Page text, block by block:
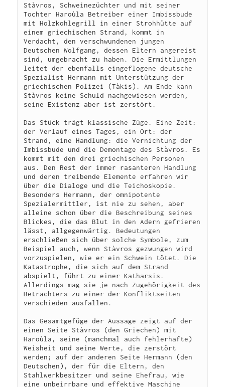
Stàvros, Schweinezüchter und mit seiner
Tochter Haroùla Betreiber einer Imbissbude
mit Holzkohlegrill in einer Strohhütte auf
einem griechischen Strand, kommt in
Verdacht, den verschwundenen jungen
Deutschen Wolfgang, dessen Eltern angereist
sind, umgebracht zu haben. Die Ermittlungen
leitet der ebenfalls eingeflogene deutsche
Spezialist Hermann mit Unterstützung der
griechischen Polizei (Tàkis). Am Ende kann
Stàvros keine Schuld nachgewiesen werden,
seine Existenz aber ist zerstört.
Das Stück trägt klassische Züge. Eine Zeit:
der Verlauf eines Tages, ein Ort: der
Strand, eine Handlung: die Vernichtung der
Imbissbude und die Demontage des Stàvros. Es
kommt mit den drei griechischen Personen
aus. Den Rest der immer rasanteren Handlung
und deren treibende Elemente erfahren wir
über die Dialoge und die Teichoskopie.
Besonders Hermann, der omnipotente
Spezialermittler, ist nie zu sehen, aber
alleine schon über die Beschreibung seines
Blickes, die das Blut in den Adern gefrieren
lässt, allgegenwärtig. Bedeutungen
erschließen sich über solche Symbole, zum
Beispiel auch, wenn Stàvros gezwungen wird
vorzuspielen, wie er ein Schwein tötet. Die
Katastrophe, die sich auf dem Strand
abspielt, führt zu einer Katharsis.
Allerdings mag sie je nach Zugehörigkeit des
Betrachters zu einer der Konfliktseiten
verschieden ausfallen.
Das Gesamtgefüge der Aussage zeigt auf der
einen Seite Stàvros (den Griechen) mit
Haroùla, seine (manchmal auch fehlerhafte)
Weisheit und seine Werte, die zerstört
werden; auf der anderen Seite Hermann (den
Deutschen), der für die Eltern, den
Stahlwerkbesitzer und seine Ehefrau, wie
eine unbeirrbare und effektive Maschine